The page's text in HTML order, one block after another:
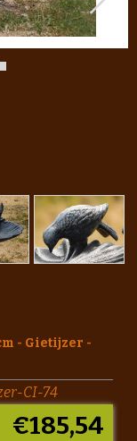
- Gietijzer -
CI-74
€185,54